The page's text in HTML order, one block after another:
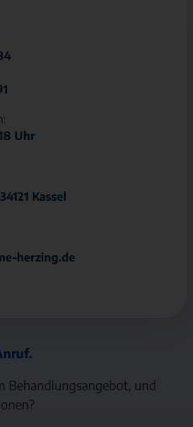
Uhr
Kassel
herzing.de
Behandlungsangebot, und